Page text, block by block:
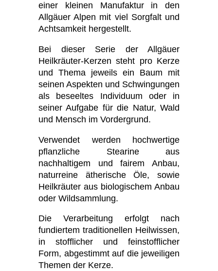
einer kleinen Manufaktur in den
Allgäuer Alpen mit viel Sorgfalt und
Achtsamkeit hergestellt.
Bei dieser Serie der Allgäuer
Heilkräuter-Kerzen steht pro Kerze
und Thema jeweils ein Baum mit
seinen Aspekten und Schwingungen
als beseeltes Individuum oder in
seiner Aufgabe für die Natur, Wald
und Mensch im Vordergrund.
Verwendet werden hochwertige
pflanzliche Stearine aus
nachhaltigem und fairem Anbau,
naturreine ätherische Öle, sowie
Heilkräuter aus biologischem Anbau
oder Wildsammlung.
Die Verarbeitung erfolgt nach
fundiertem traditionellen Heilwissen,
in stofflicher und feinstofflicher
Form, abgestimmt auf die jeweiligen
Themen der Kerze.